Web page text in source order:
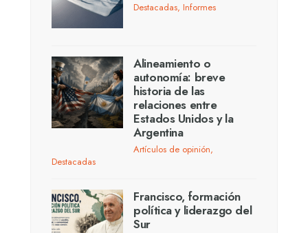
Destacadas, Informes
Alineamiento o
autonomía: breve
historia de las
relaciones entre
Estados Unidos y la
Argentina
Artículos de opinión,
Destacadas
Francisco, formación
política y liderazgo del
Sur